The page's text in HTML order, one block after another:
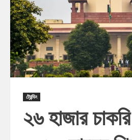
ট্রেন্ডিং
২৬ হাজার